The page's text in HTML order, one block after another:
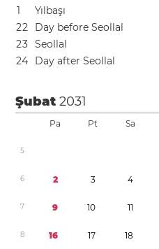
1
Yılbaşı
22
Day before Seollal
23 Seollal
24 Day after Seollal
Şubat2031
Pa Pt Sa
5
6 2 3 4
7 9 10 11
8 16 17 18